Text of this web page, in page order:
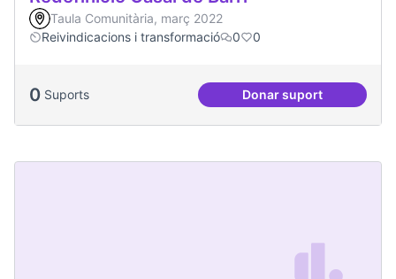
Taula Comunitària, març 2022
Reivindicacions i transformació
0 0
0 Suports Donar suportRedefinició Casal